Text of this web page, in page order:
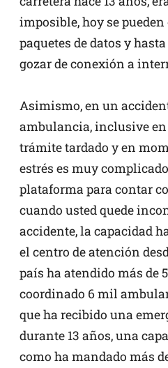
imposible, hoy se
paquetes de datos y
gozar de conexión a
Asimismo, en un
ambulancia, inclusive en
trámite tardado y en
estrés es muy
plataforma para contar
cuando usted quede
accidente, la capacidad
el centro de atención
país ha atendido más de
coordinado 6 mil
que ha recibido una
durante 13 años, una
como ha mandado más